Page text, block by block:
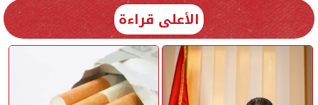
الأعلى قراءة